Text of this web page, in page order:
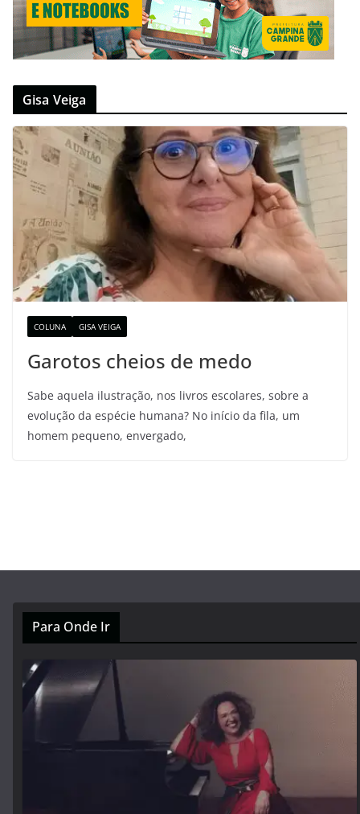
Gisa Veiga
COLUNA GISA VEIGA
Garotos cheios de medo
Sabe aquela ilustração, nos livros escolares, sobre a
evolução da espécie humana? No início da fila, um
homem pequeno, envergado,
Para Onde Ir